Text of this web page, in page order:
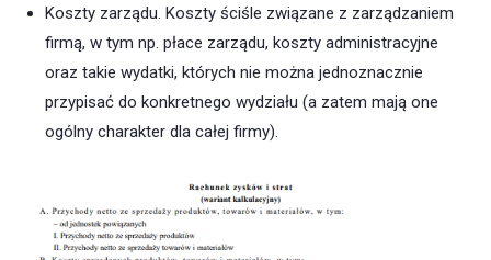
Koszty zarządu. Koszty ściśle związane z zarządzaniem
firmą, w tym np. płace zarządu, koszty administracyjne
oraz takie wydatki, których nie można jednoznacznie
przypisać do konkretnego wydziału (a zatem mają one
ogólny charakter dla całej firmy).